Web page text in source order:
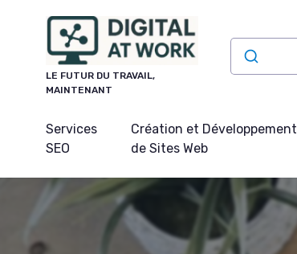
LE FUTUR DU TRAVAIL,
MAINTENANT
Services
SEO
Création et Développement
de Sites Web